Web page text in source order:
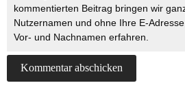
kommentierten Beitrag bringen wir
Nutzernamen und ohne Ihre E-
Vor- und Nachnamen erfahren.